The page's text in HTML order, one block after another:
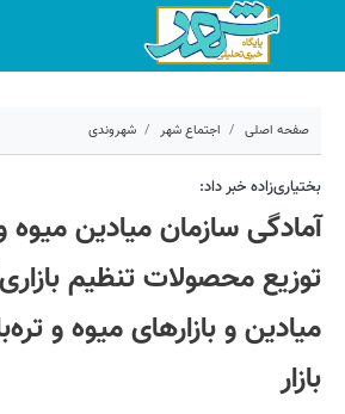
صفحه اصلی اجتماع شهر شهروندی
۷ اسفند ۱۴۰۳ - ۱۴:۵۶
کد مطلب: 65672
بختیاری‌زاده خبر داد:
آمادگی سازمان میادین میوه و
توزیع محصولات تنظیم
میادین و بازارهای میوه و
بازار